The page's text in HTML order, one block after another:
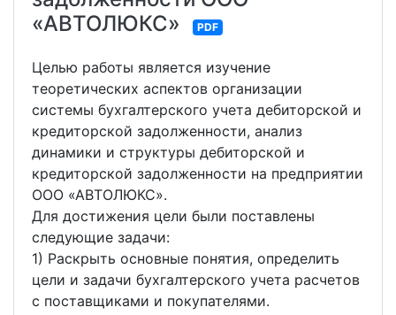
«АВТОЛЮКС»
PDF
Целью работы является изучение
теоретических аспектов организации
системы бухгалтерского учета дебиторской и
кредиторской задолженности, анализ
динамики и структуры дебиторской и
кредиторской задолженности на предприятии
ООО «АВТОЛЮКС».
Для достижения цели были поставлены
следующие задачи:
1) Раскрыть основные понятия, определить
цели и задачи бухгалтерского учета расчетов
с поставщиками и покупателями.